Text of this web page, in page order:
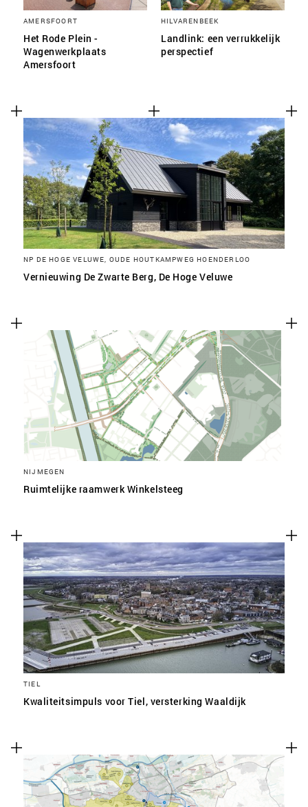
AMERSFOORT
Het Rode Plein -
Wagenwerkplaats
Amersfoort
HILVARENBEEK
Landlink: een verrukkelijk
perspectief
NP DE HOGE VELUWE, OUDE HOUTKAMPWEG HOENDERLOO
Vernieuwing De Zwarte Berg, De Hoge Veluwe
NIJMEGEN
Ruimtelijke raamwerk Winkelsteeg
TIEL
Kwaliteitsimpuls voor Tiel, versterking Waaldijk